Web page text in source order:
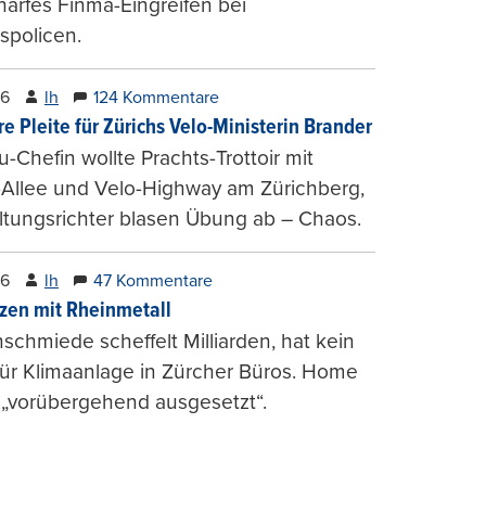
Finma-Eingreifen bei
lh 124 Kommentare
Pleite für Zürichs Velo-Ministerin Brander
Chefin wollte Prachts-Trottoir mit
und Velo-Highway am Zürichberg,
blasen Übung ab – Chaos.
lh 47 Kommentare
mit Rheinmetall
scheffelt Milliarden, hat kein
Klimaanlage in Zürcher Büros. Home
ausgesetzt“.